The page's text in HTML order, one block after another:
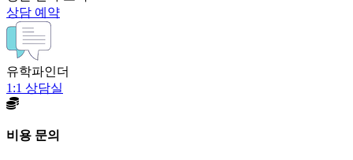
상담 예약
유학파인더
1:1 상담실
비용 문의